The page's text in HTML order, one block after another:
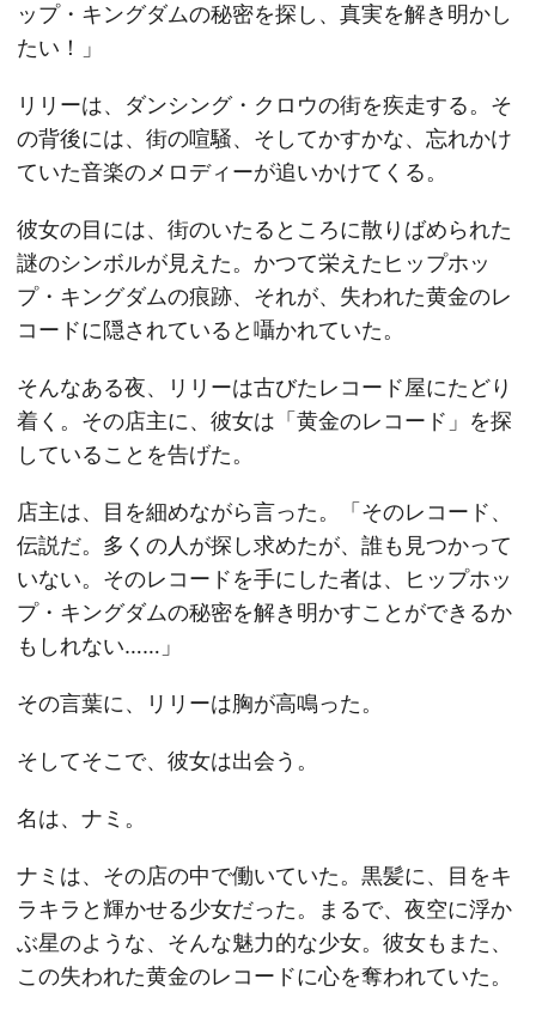
ップ・キングダムの秘密を探し、真実を解き明かし
たい！」
リリーは、ダンシング・クロウの街を疾走する。そ
の背後には、街の喧騒、そしてかすかな、忘れかけ
ていた音楽のメロディーが追いかけてくる。
彼女の目には、街のいたるところに散りばめられた
謎のシンボルが見えた。かつて栄えたヒップホッ
プ・キングダムの痕跡、それが、失われた黄金のレ
コードに隠されていると囁かれていた。
そんなある夜、リリーは古びたレコード屋にたどり
着く。その店主に、彼女は「黄金のレコード」を探
していることを告げた。
店主は、目を細めながら言った。「そのレコード、
伝説だ。多くの人が探し求めたが、誰も見つかって
いない。そのレコードを手にした者は、ヒップホッ
プ・キングダムの秘密を解き明かすことができるか
もしれない……」
その言葉に、リリーは胸が高鳴った。
そしてそこで、彼女は出会う。
名は、ナミ。
ナミは、その店の中で働いていた。黒髪に、目をキ
ラキラと輝かせる少女だった。まるで、夜空に浮か
ぶ星のような、そんな魅力的な少女。彼女もまた、
この失われた黄金のレコードに心を奪われていた。